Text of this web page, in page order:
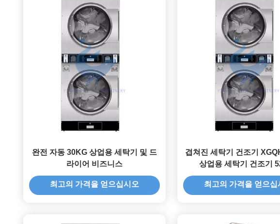
완전 자동 30KG 상업용 세탁기 및 드
라이어 비즈니스
최고의 가격을 얻으십시오
겹쳐진 세탁기 건조기
상업용 세탁기 건조기
최고의 가격을 얻으십